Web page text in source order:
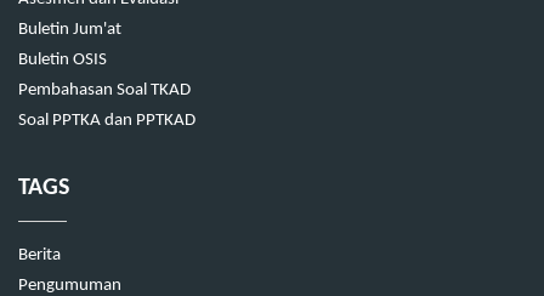
Buletin Jum'at
Buletin OSIS
Pembahasan Soal TKAD
Soal PPTKA dan PPTKAD
TAGS
Berita
Pengumuman